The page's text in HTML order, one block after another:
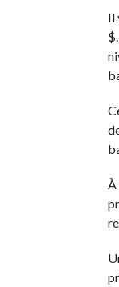
Il
À